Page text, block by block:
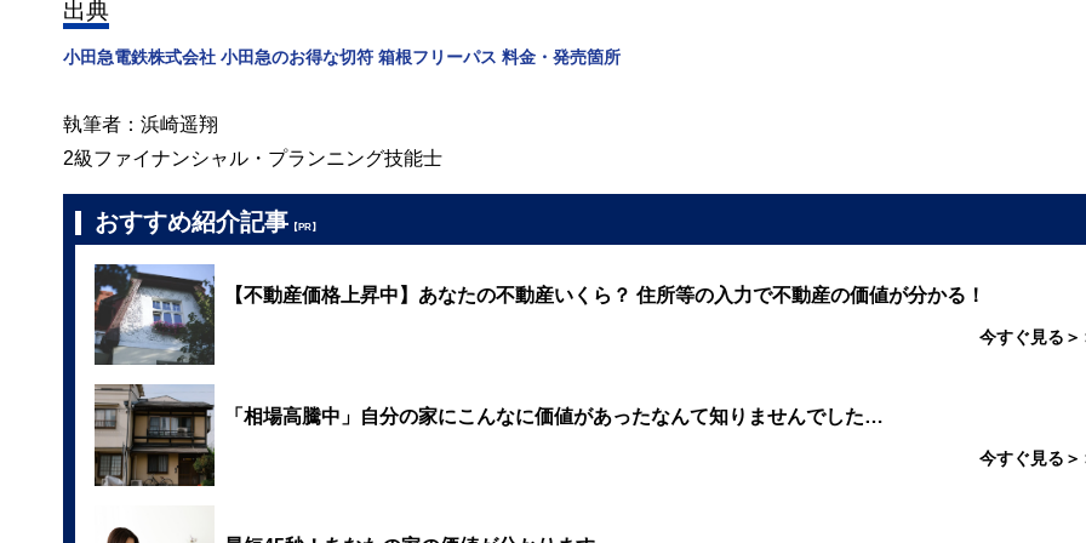
出典
小田急電鉄株式会社 小田急のお得な切符 箱根フリーパス 料金・発売箇所
執筆者：浜崎遥翔
2級ファイナンシャル・プランニング技能士
おすすめ紹介記事 【PR】
【不動産価格上昇中】あなたの不動産いくら？ 住所等の入力で不動産の価値が分かる！
今すぐ見る＞
「相場高騰中」自分の家にこんなに価値があったなんて知りませんでした…
今すぐ見る＞